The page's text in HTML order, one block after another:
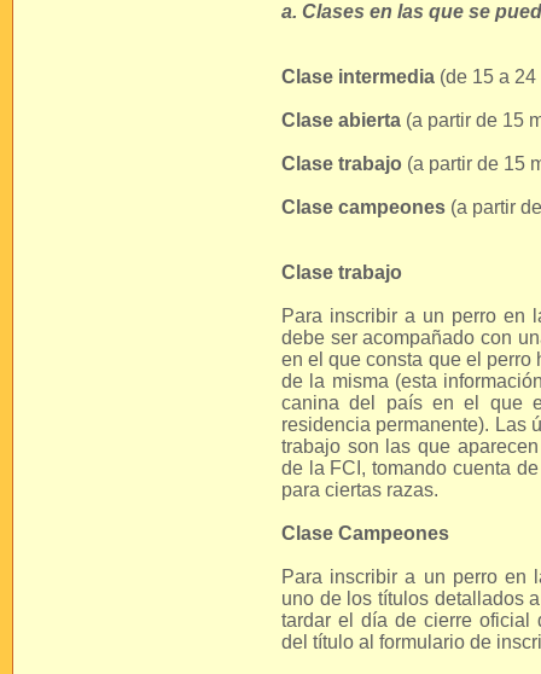
a. Clases en las que se
Clase intermedia (de 15 a
Clase abierta (a partir de 15
Clase trabajo (a partir de 15
Clase campeones (a partir
Clase trabajo
Para inscribir a un perro en
debe ser acompañado con
en el que consta que el perro
de la misma (esta
canina del país en el que
residencia permanente). Las
trabajo son las que
de la FCI, tomando cuenta
para ciertas razas.
Clase Campeones
Para inscribir a un perro en
uno de los títulos detallados
tardar el día de cierre oficial
del título al formulario de